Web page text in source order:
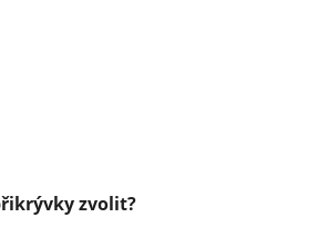
zvolit?